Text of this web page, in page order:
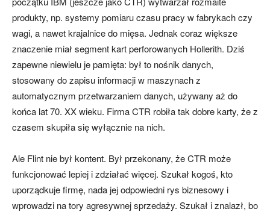
produkty, np. systemy pomiaru czasu pracy w fabrykach czy
wagi, a nawet krajalnice do mięsa. Jednak coraz większe
znaczenie miał segment kart perforowanych Hollerith. Dziś
zapewne niewielu je pamięta: był to nośnik danych,
stosowany do zapisu informacji w maszynach z
automatycznym przetwarzaniem danych, używany aż do
końca lat 70. XX wieku. Firma CTR robiła tak dobre karty, że z
czasem skupiła się wyłącznie na nich.
Ale Flint nie był kontent. Był przekonany, że CTR może
funkcjonować lepiej i zdziałać więcej. Szukał kogoś, kto
uporządkuje firmę, nada jej odpowiedni rys biznesowy i
wprowadzi na tory agresywnej sprzedaży. Szukał i znalazł, bo